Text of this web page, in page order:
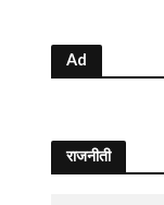
Ad
राजनीती